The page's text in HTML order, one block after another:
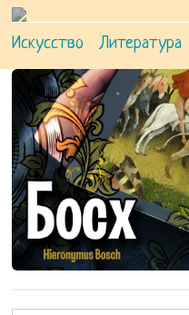
Искусство Литература